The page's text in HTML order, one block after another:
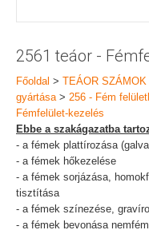
TEÁOR SZÁMOK '08
ENGEDÉLYKÖTELES
KAPCSOLAT
IRODÁK
2561 teáor -
Főoldal > TEÁOR SZÁMOK
gyártása> 256 - Fém
Fémfelület-kezelés
Ebbe a szakágazatba
- a fémek plattírozása
- a fémek hőkezelése
- a fémek sorjázása,
tisztítása
- a fémek színezése,
- a fémek bevonása